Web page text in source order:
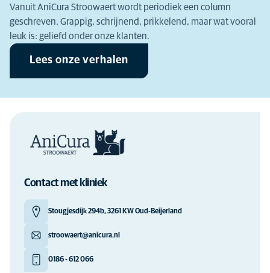
Vanuit AniCura Stroowaert wordt periodiek een column
geschreven. Grappig, schrijnend, prikkelend, maar wat vooral
leuk is: geliefd onder onze klanten.
Lees onze verhalen
Contact met kliniek
Stougjesdijk 294b, 3261 KW Oud-Beijerland
stroowaert@anicura.nl
0186 - 612 066